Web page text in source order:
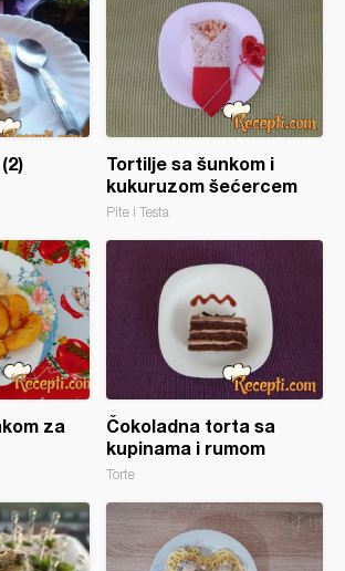
Tortilje sa šunkom i
kukuruzom šećercem
Pite i Testa
za
Čokoladna torta sa
kupinama i rumom
Torte